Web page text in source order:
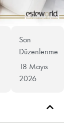
Son
Düzenlenme
18 Mayıs
2026